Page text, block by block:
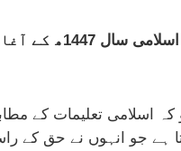
وزیر اعظم محمد شہباز شریف نےہجری
کہ اسلامی تعلیمات کے
ہے جو انہوں نے حق کے